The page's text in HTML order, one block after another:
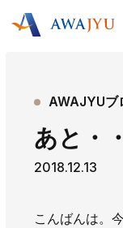
リフォーム事業
不動産事業
AWAJYUブ
あと・
2018.12.13
こんばんは。